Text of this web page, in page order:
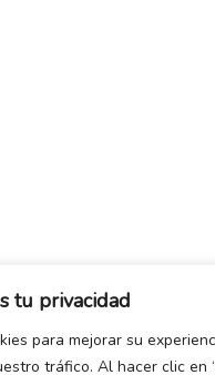
tu privacidad
para mejorar su
tráfico. Al hacer clic en